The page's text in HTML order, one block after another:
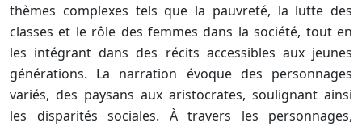
thèmes complexes tels que la pauvreté, la lutte des
classes et le rôle des femmes dans la société, tout en
les intégrant dans des récits accessibles aux jeunes
générations. La narration évoque des personnages
variés, des paysans aux aristocrates, soulignant ainsi
les disparités sociales. À travers les personnages,